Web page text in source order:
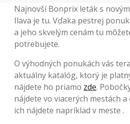
Najnovší Bonprix leták s
Ilava je tu. Vďaka pestrej
a jeho skvelým cenám tu
potrebujete.
O výhodných ponukách vás
aktuálny katalóg, ktorý je
nájdete ho priamo zde.
nájdete vo viacerých mestách
ich nájdete napríklad v meste .